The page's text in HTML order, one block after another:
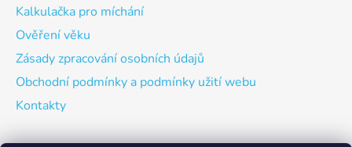
Kalkulačka pro míchání
Ověření věku
Zásady zpracování osobních údajů
Obchodní podmínky a podmínky užití webu
Kontakty